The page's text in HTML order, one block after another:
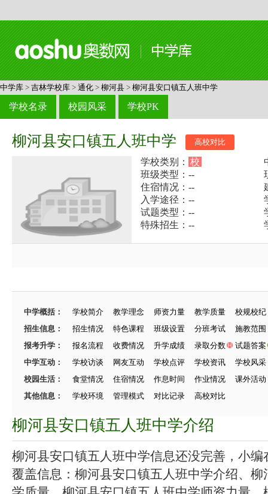
中学库 > 吉林学校库 > 通化 > 柳河县 > 柳河县安口镇五人班中学
学校名录 校园风采 学校PK
柳河县安口镇五人班中学 高校对比
学校类别： 校
班级类型：--
住宿情况：--
入学途径：--
试题类型：--
特殊招生：--
中学概括： 学校简介 教学理念 师资力量 教学质量
校规校纪
招生信息：
招生情况 特色课程 班级设置 分班考试
施教范围
报考升学：
报名流程 收费情况 升学成绩 录取分数
试题答案
中学互动：
学校访谈 网友互动 学校点评 学校资讯
学校风采
校园生活：
食堂情况 住宿情况 作息时间 作业情况
课外活动
其他信息：
学校环境 管理模式 对比记录 高校对比
柳河县安口镇五人班中学介绍
柳河县安口镇五人班中学信息还没完善，小编
覆盖信息：柳河县安口镇五人班中学介绍、